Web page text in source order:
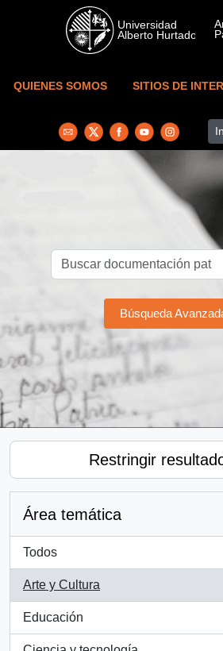
Skip to main content
QUIENES SOMOS SITIOS DE
Búsqueda
Restringir
Área temática
Todos
Arte y Cultura
, 1 resultados
Educación
, 1 resultados